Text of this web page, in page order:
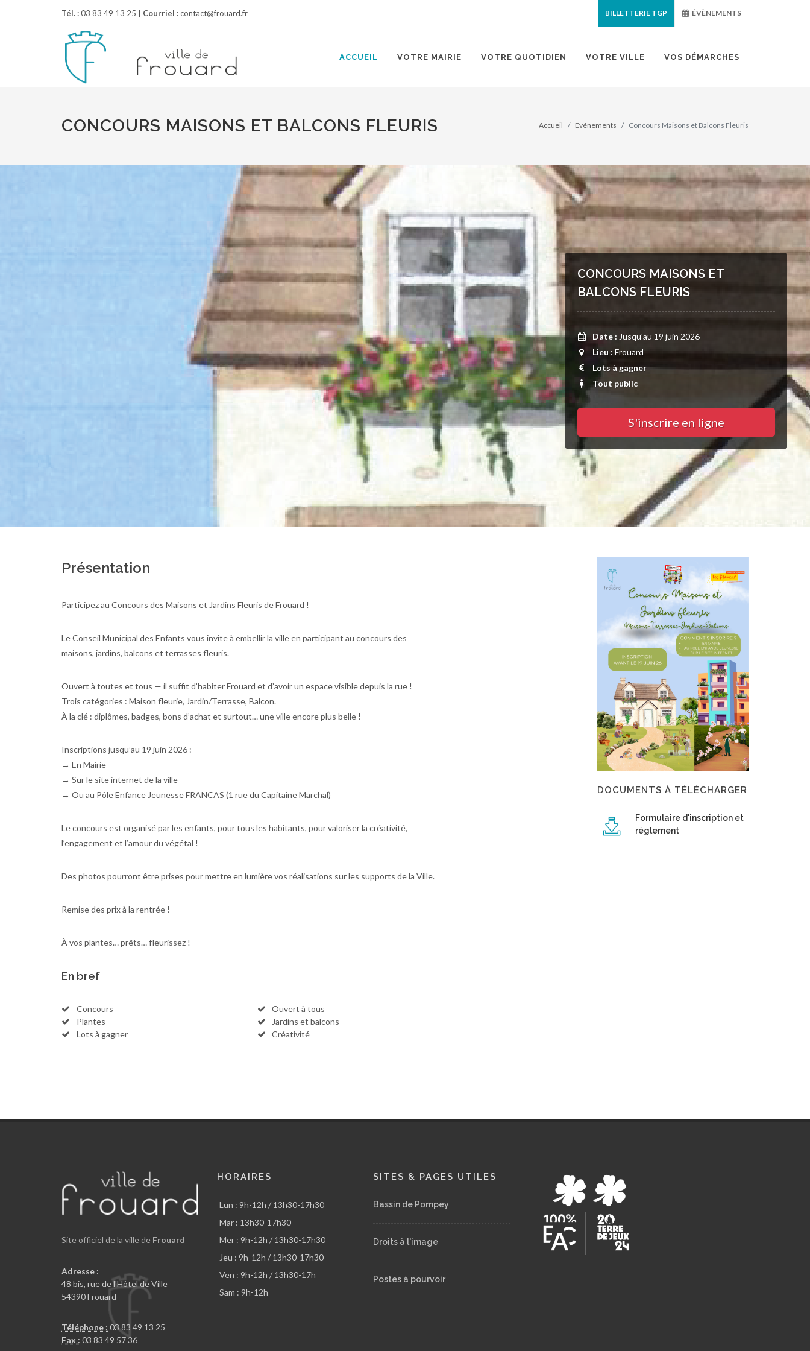
Tél. :03 83 49 13 25 | Courriel :contact@frouard.fr BILLETTERIE TGP ÉVÈNEMENTS
ACCUEIL VOTRE MAIRIE VOTRE QUOTIDIEN VOTRE VILLE VOS DÉMARCHES
CONCOURS MAISONS ET BALCONS FLEURIS Accueil Evénements Concours Maisons et Balcons Fleuris
CONCOURS MAISONS ET
BALCONS FLEURIS
Date : Jusqu'au 19 juin 2026
Lieu : Frouard
Lots à gagner
Tout public
S'inscrire en ligne
Présentation
Participez au Concours des Maisons et Jardins Fleuris de Frouard !
Le Conseil Municipal des Enfants vous invite à embellir la ville en participant au concours des
maisons, jardins, balcons et terrasses fleuris.
Ouvert à toutes et tous — il suffit d’habiter Frouard et d’avoir un espace visible depuis la rue !
Trois catégories : Maison fleurie, Jardin/Terrasse, Balcon.
À la clé : diplômes, badges, bons d’achat et surtout… une ville encore plus belle !
Inscriptions jusqu’au 19 juin 2026 :
→ En Mairie
→ Sur le site internet de la ville
→ Ou au Pôle Enfance Jeunesse FRANCAS (1 rue du Capitaine Marchal)
Le concours est organisé par les enfants, pour tous les habitants, pour valoriser la créativité,
l’engagement et l’amour du végétal !
Des photos pourront être prises pour mettre en lumière vos réalisations sur les supports de la Ville.
Remise des prix à la rentrée !
À vos plantes… prêts… fleurissez !
En bref
Concours
Plantes
Lots à gagner
Ouvert à tous
Jardins et balcons
Créativité
DOCUMENTS À TÉLÉCHARGER
Formulaire d'inscription et
règlement
Site officiel de la ville de Frouard
Adresse :
48 bis, rue de l'Hôtel de Ville
54390 Frouard
Téléphone : 03 83 49 13 25
Fax : 03 83 49 57 36
HORAIRES
Lun : 9h-12h / 13h30-17h30
Mar : 13h30-17h30
Mer : 9h-12h / 13h30-17h30
Jeu : 9h-12h / 13h30-17h30
Ven : 9h-12h / 13h30-17h
Sam : 9h-12h
SITES & PAGES UTILES
Bassin de Pompey
Droits à l'image
Postes à pourvoir